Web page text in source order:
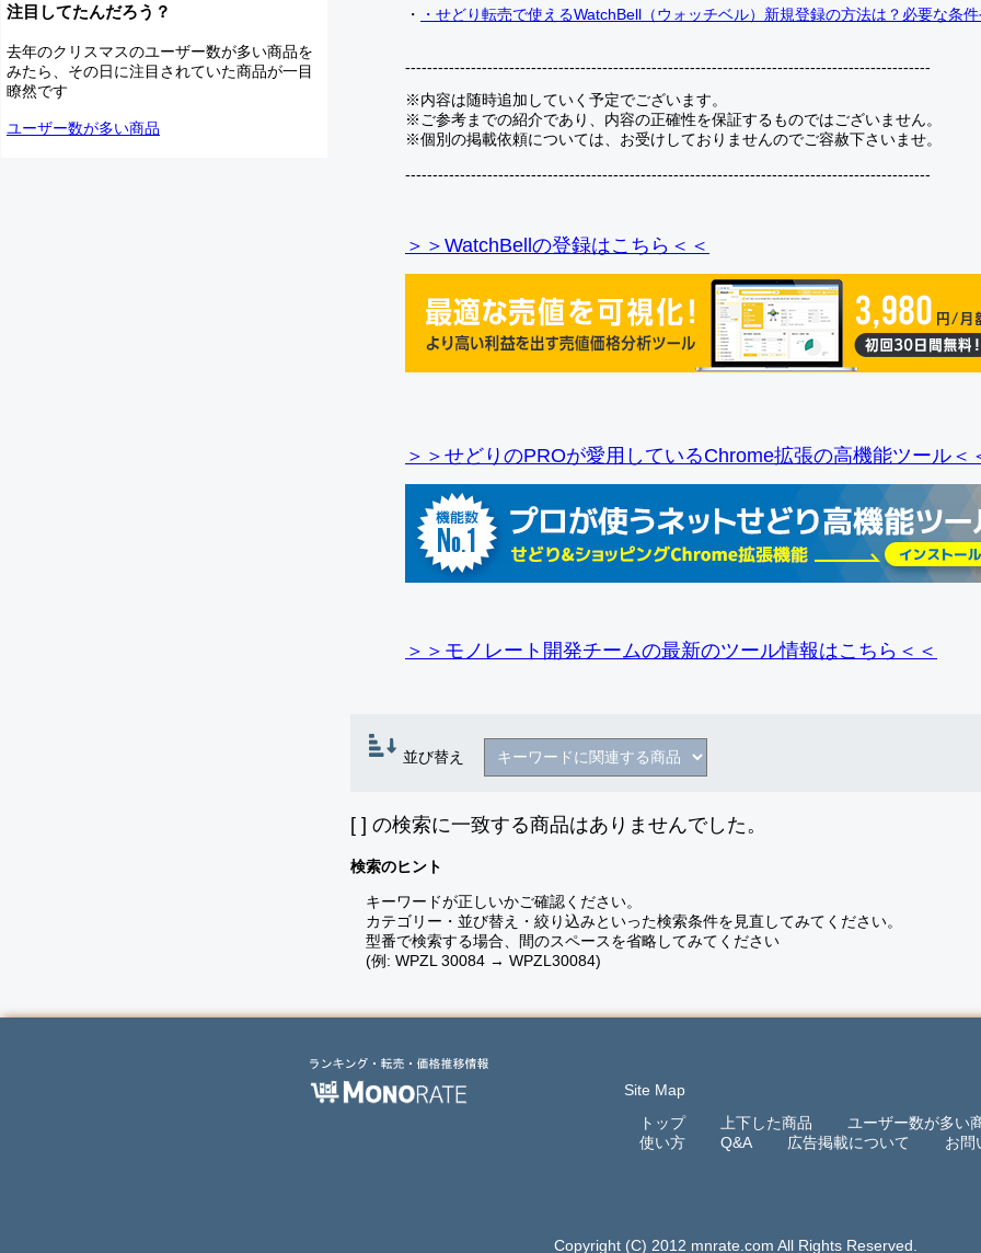
・ ・せどり転売で使えるWatchBell（ウォッチベル）新規登録の方法は？必要な条
------------------------------------------------------------------------------------------------
※内容は随時追加していく予定でございます。
※ご参考までの紹介であり、内容の正確性を保証するものではございません。
※個別の掲載依頼については、お受けしておりませんのでご容赦下さいませ。
------------------------------------------------------------------------------------------------
＞＞WatchBellの登録はこちら＜＜
＞＞せどりのPROが愛用しているChrome拡張の高機能ツール＜
＞＞モノレート開発チームの最新のツール情報はこちら＜＜
並び替え
[ ] の検索に一致する商品はありませんでした。
検索のヒント
キーワードが正しいかご確認ください。
カテゴリー・並び替え・絞り込みといった検索条件を見直してみてください。
型番で検索する場合、間のスペースを省略してみてください
(例: WPZL 30084 → WPZL30084)
注目してたんだろう？
去年のクリスマスのユーザー数が多い商品を
みたら、その日に注目されていた商品が一目
瞭然です
ユーザー数が多い商品
Site Map
トップ
上下した商品
ユーザー数が多い
使い方
Q&A 広告掲載について お問
Copyright (C) 2012 mnrate.com All Rights Reserved.